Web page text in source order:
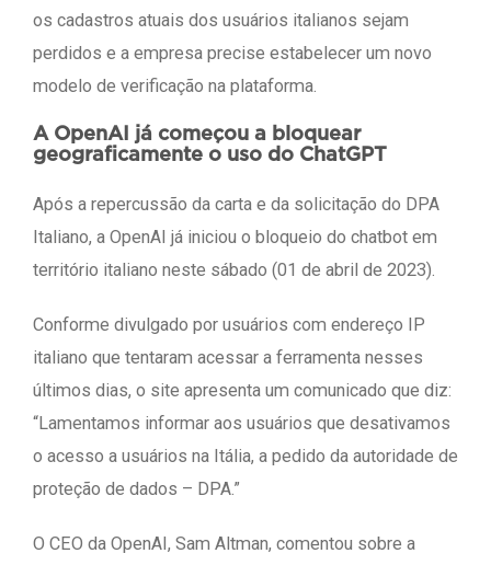
os cadastros atuais dos usuários italianos sejam
perdidos e a empresa precise estabelecer um novo
modelo de verificação na plataforma.
A OpenAI já começou a bloquear
geograficamente o uso do ChatGPT
Após a repercussão da carta e da solicitação do DPA
Italiano, a OpenAI já iniciou o bloqueio do chatbot em
território italiano neste sábado (01 de abril de 2023).
Conforme divulgado por usuários com endereço IP
italiano que tentaram acessar a ferramenta nesses
últimos dias, o site apresenta um comunicado que diz:
“Lamentamos informar aos usuários que desativamos
o acesso a usuários na Itália, a pedido da autoridade de
proteção de dados – DPA.”
O CEO da OpenAI, Sam Altman, comentou sobre a